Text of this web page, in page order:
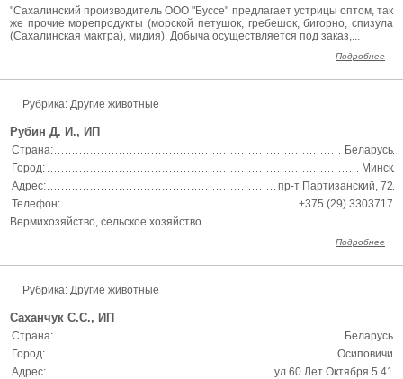
"Сахалинский производитель ООО "Буссе" предлагает устрицы оптом, так
же прочие морепродукты (морской петушок, гребешок, бигорно, спизула
(Сахалинская мактра), мидия). Добыча осуществляется под заказ,...
Подробнее
Рубрика: Другие животные
Рубин Д. И., ИП
Страна:
Беларусь
Город:
Минск
Адрес:
пр-т Партизанский, 72
Телефон:
+375 (29) 3303717
Вермихозяйство, сельское хозяйство.
Подробнее
Рубрика: Другие животные
Саханчук С.С., ИП
Страна:
Беларусь
Город:
Осиповичи
Адрес:
ул 60 Лет Октября 5 41